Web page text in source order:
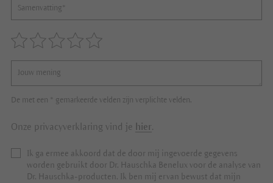
De met een * gemarkeerde velden zijn verplichte velden.
Onze privacyverklaring vind je hier.
Ik ga ermee akkoord dat de door mij ingevoerde gegevens
worden gebruikt door Dr. Hauschka Benelux voor de analyse van
Dr. Hauschka-producten. Ik ben mij ervan bewust dat mijn